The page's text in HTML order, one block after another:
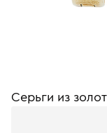
Серьги из